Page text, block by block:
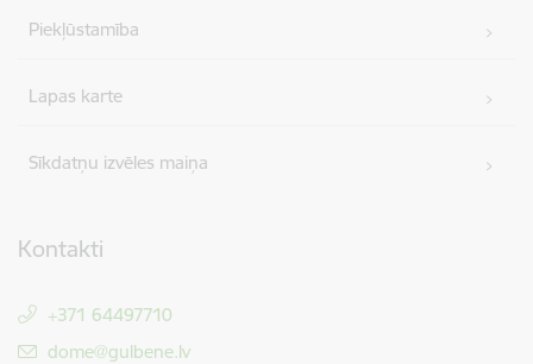
Piekļūstamība
Lapas karte
Sīkdatņu izvēles maiņa
Kontakti
+371 64497710
E-pasts:
dome@gulbene.lv